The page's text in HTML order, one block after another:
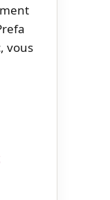
vous